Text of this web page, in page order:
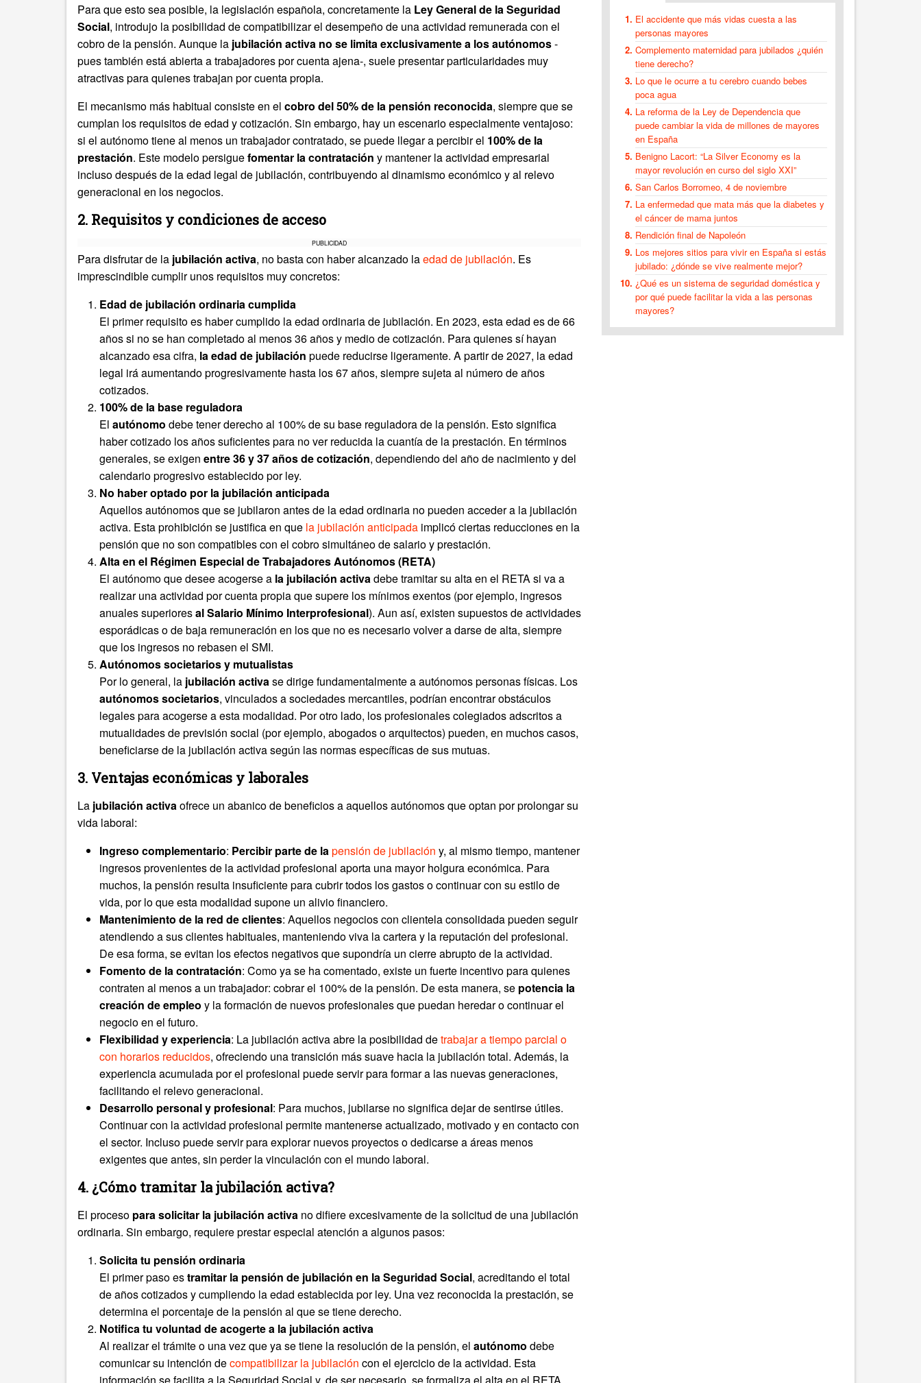
Para que esto sea posible, la legislación española, concretamente la Ley General de la Seguridad
Social, introdujo la posibilidad de compatibilizar el desempeño de una actividad remunerada con el
cobro de la pensión. Aunque la jubilación activa no se limita exclusivamente a los autónomos-
pues también está abierta a trabajadores por cuenta ajena-, suele presentar particularidades muy
atractivas para quienes trabajan por cuenta propia.
El mecanismo más habitual consiste en el cobro del 50% de la pensión reconocida, siempre que se
cumplan los requisitos de edad y cotización. Sin embargo, hay un escenario especialmente ventajoso:
si el autónomo tiene al menos un trabajador contratado, se puede llegar a percibir el 100% de la
prestación. Este modelo persiguefomentar la contratación y mantener la actividad empresarial
incluso después de la edad legal de jubilación, contribuyendo al dinamismo económico y al relevo
generacional en los negocios.
2. Requisitos y condiciones de acceso
PUBLICIDAD
Para disfrutar de la jubilación activa, no basta con haber alcanzado laedad de jubilación. Es
imprescindible cumplir unos requisitos muy concretos:
Edad de jubilación ordinaria cumplida
El primer requisito es haber cumplido la edad ordinaria de jubilación. En 2023, esta edad es de 66
años si no se han completado al menos 36 años y medio de cotización. Para quienes sí hayan
alcanzado esa cifra, la edad de jubilación puede reducirse ligeramente. A partir de 2027, la edad
legal irá aumentando progresivamente hasta los 67 años, siempre sujeta al número de años
cotizados.
100% de la base reguladora
El autónomo debe tener derecho al 100% de su base reguladora de la pensión. Esto significa
haber cotizado los años suficientes para no ver reducida la cuantía de la prestación. En términos
generales, se exigen entre 36 y 37 años de cotización, dependiendo del año de nacimiento y del
calendario progresivo establecido por ley.
No haber optado por la jubilación anticipada
Aquellos autónomos que se jubilaron antes de la edad ordinaria no pueden acceder a la jubilación
activa. Esta prohibición se justifica en que la jubilación anticipada implicó ciertas reducciones en la
pensión que no son compatibles con el cobro simultáneo de salario y prestación.
Alta en el Régimen Especial de Trabajadores Autónomos (RETA)
El autónomo que desee acogerse a la jubilación activadebe tramitar su alta en el RETA si va a
realizar una actividad por cuenta propia que supere los mínimos exentos (por ejemplo, ingresos
anuales superioresal Salario Mínimo Interprofesional). Aun así, existen supuestos de actividades
esporádicas o de baja remuneración en los que no es necesario volver a darse de alta, siempre
que los ingresos no rebasen el SMI.
Autónomos societarios y mutualistas
Por lo general, la jubilación activase dirige fundamentalmente a autónomos personas físicas. Los
autónomos societarios, vinculados a sociedades mercantiles, podrían encontrar obstáculos
legales para acogerse a esta modalidad. Por otro lado, los profesionales colegiados adscritos a
mutualidades de previsión social (por ejemplo, abogados o arquitectos) pueden, en muchos casos,
beneficiarse de la jubilación activa según las normas específicas de sus mutuas.
3. Ventajas económicas y laborales
La jubilación activaofrece un abanico de beneficios a aquellos autónomos que optan por prolongar su
vida laboral:
Ingreso complementario: Percibir parte de lapensión de jubilación y, al mismo tiempo, mantener
ingresos provenientes de la actividad profesional aporta una mayor holgura económica. Para
muchos, la pensión resulta insuficiente para cubrir todos los gastos o continuar con su estilo de
vida, por lo que esta modalidad supone un alivio financiero.
Mantenimiento de la red de clientes: Aquellos negocios con clientela consolidada pueden seguir
atendiendo a sus clientes habituales, manteniendo viva la cartera y la reputación del profesional.
De esa forma, se evitan los efectos negativos que supondría un cierre abrupto de la actividad.
Fomento de la contratación: Como ya se ha comentado, existe un fuerte incentivo para quienes
contraten al menos a un trabajador: cobrar el 100% de la pensión. De esta manera, se potencia la
creación de empleo y la formación de nuevos profesionales que puedan heredar o continuar el
negocio en el futuro.
Flexibilidad y experiencia: La jubilación activa abre la posibilidad detrabajar a tiempo parcial o
con horarios reducidos, ofreciendo una transición más suave hacia la jubilación total. Además, la
experiencia acumulada por el profesional puede servir para formar a las nuevas generaciones,
facilitando el relevo generacional.
Desarrollo personal y profesional: Para muchos, jubilarse no significa dejar de sentirse útiles.
Continuar con la actividad profesional permite mantenerse actualizado, motivado y en contacto con
el sector. Incluso puede servir para explorar nuevos proyectos o dedicarse a áreas menos
exigentes que antes, sin perder la vinculación con el mundo laboral.
4. ¿Cómo tramitar la jubilación activa?
El proceso para solicitar la jubilación activa no difiere excesivamente de la solicitud de una jubilación
ordinaria. Sin embargo, requiere prestar especial atención a algunos pasos:
Solicita tu pensión ordinaria
El primer paso estramitar la pensión de jubilación en la Seguridad Social, acreditando el total
de años cotizados y cumpliendo la edad establecida por ley. Una vez reconocida la prestación, se
determina el porcentaje de la pensión al que se tiene derecho.
Notifica tu voluntad de acogerte a la jubilación activa
Al realizar el trámite o una vez que ya se tiene la resolución de la pensión, el autónomo debe
comunicar su intención decompatibilizar la jubilación con el ejercicio de la actividad. Esta
información se facilita a la Seguridad Social y, de ser necesario, se formaliza el alta en el RETA.
El accidente que más vidas cuesta a las
personas mayores
Complemento maternidad para jubilados ¿quién
tiene derecho?
Lo que le ocurre a tu cerebro cuando bebes
poca agua
La reforma de la Ley de Dependencia que
puede cambiar la vida de millones de mayores
en España
Benigno Lacort: “La Silver Economy es la
mayor revolución en curso del siglo XXI”
San Carlos Borromeo, 4 de noviembre
La enfermedad que mata más que la diabetes y
el cáncer de mama juntos
Rendición final de Napoleón
Los mejores sitios para vivir en España si estás
jubilado: ¿dónde se vive realmente mejor?
¿Qué es un sistema de seguridad doméstica y
por qué puede facilitar la vida a las personas
mayores?